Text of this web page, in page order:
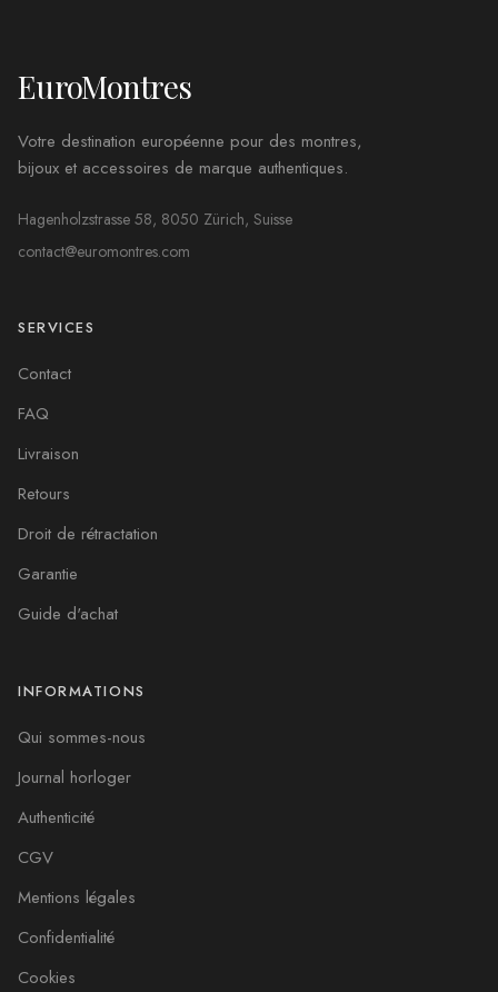
EuroMontres
Votre destination européenne pour des montres,
bijoux et accessoires de marque authentiques.
Hagenholzstrasse 58, 8050 Zürich, Suisse
contact@euromontres.com
SERVICES
Contact
FAQ
Livraison
Retours
Droit de rétractation
Garantie
Guide d'achat
INFORMATIONS
Qui sommes-nous
Journal horloger
Authenticité
CGV
Mentions légales
Confidentialité
Cookies